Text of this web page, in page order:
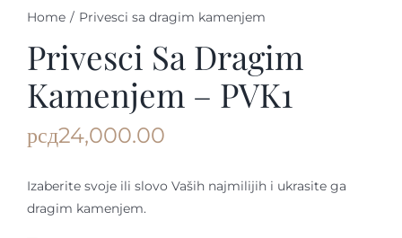
Prstenje
Nakit
Home / Privesci sa dragim kamenjem
Privesci Sa Dragim
Kamenjem – PVK1
рсд24,000.00
Izaberite svoje ili slovo Vaših najmilijih i ukrasite ga
dragim kamenjem.